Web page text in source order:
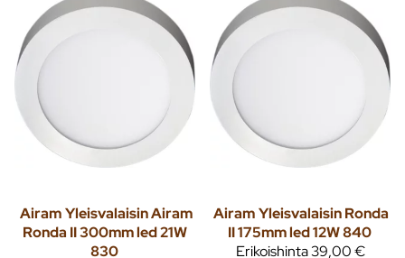
Airam Yleisvalaisin Airam
Ronda II 300mm led 21W
830
AiramYleisvalaisin Ronda
II 175mm led 12W 840
Erikoishinta39,00 €